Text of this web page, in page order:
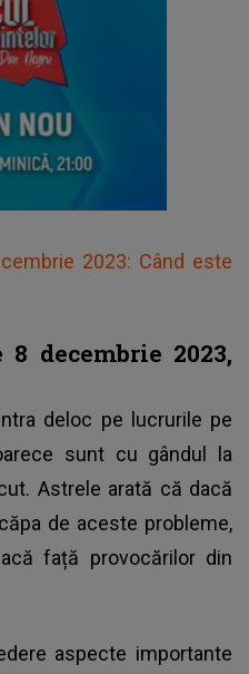
2023: Când este
decembrie 2023,
deloc pe lucrurile pe
sunt cu gândul la
Astrele arată că dacă
de aceste probleme,
față provocărilor din
aspecte importante